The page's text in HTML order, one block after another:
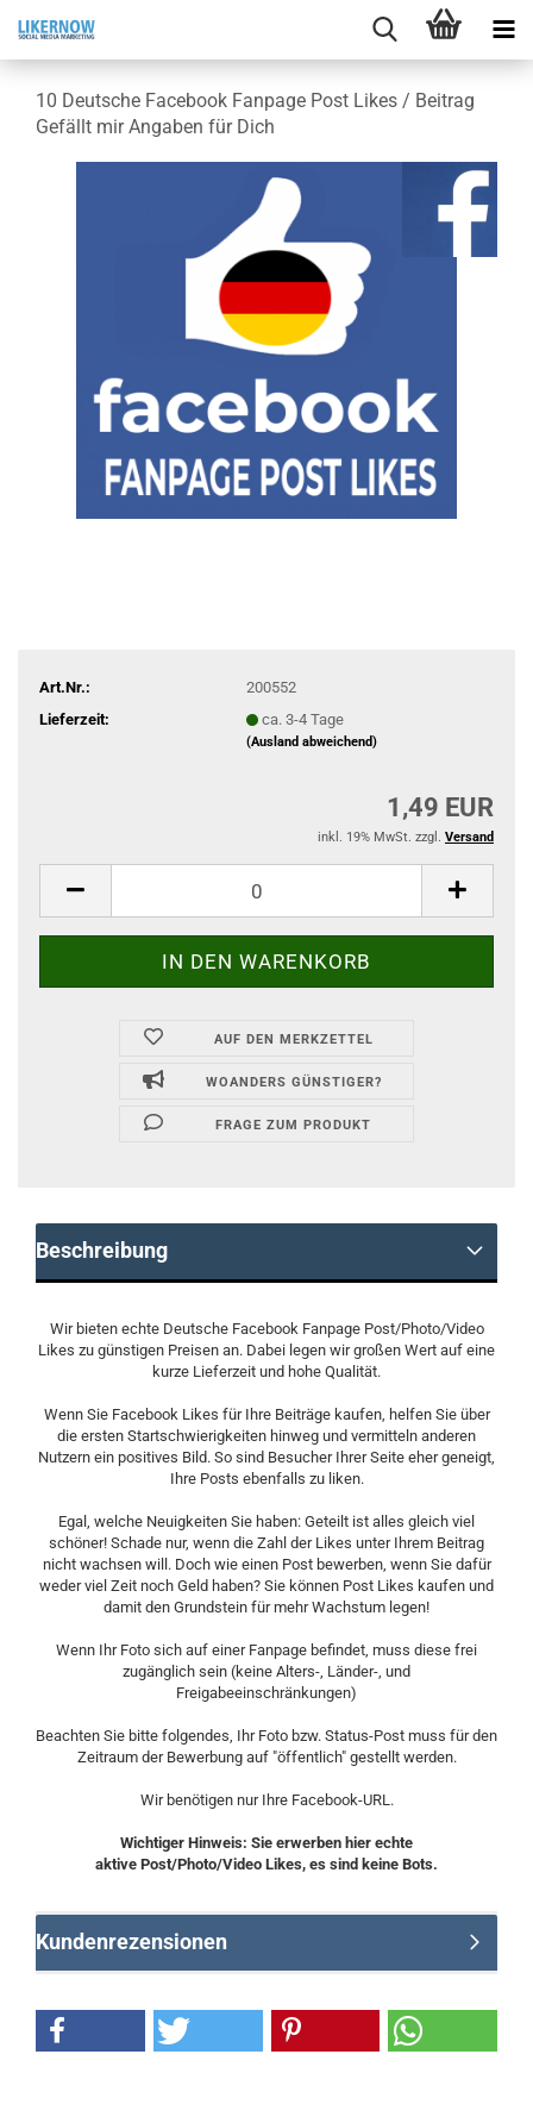
10 Deut­sche Face­book Fan­page Post Likes / Bei­trag
Ge­fällt mir An­ga­ben für Dich
Art.Nr.:
200552
Lieferzeit:
ca. 3-4 Tage
(Ausland abweichend)
1,49 EUR
inkl. 19% MwSt. zzgl. Versand
AUF DEN MERKZETTEL
WOANDERS GÜNSTIGER?
FRAGE ZUM PRODUKT
Beschreibung
Wir bieten echte Deutsche Facebook Fanpage Post/Photo/Video
Likes zu günstigen Preisen an. Dabei legen wir großen Wert auf eine
kurze Lieferzeit und hohe Qualität.
Wenn Sie Facebook Likes für Ihre Beiträge kaufen, helfen Sie über
die ersten Startschwierigkeiten hinweg und vermitteln anderen
Nutzern ein positives Bild. So sind Besucher Ihrer Seite eher geneigt,
Ihre Posts ebenfalls zu liken.
Egal, welche Neuigkeiten Sie haben: Geteilt ist alles gleich viel
schöner! Schade nur, wenn die Zahl der Likes unter Ihrem Beitrag
nicht wachsen will. Doch wie einen Post bewerben, wenn Sie dafür
weder viel Zeit noch Geld haben? Sie können Post Likes kaufen und
damit den Grundstein für mehr Wachstum legen!
Wenn Ihr Foto sich auf einer Fanpage befindet, muss diese frei
zugänglich sein (keine Alters-, Länder-, und
Freigabeeinschränkungen)
Beachten Sie bitte folgendes, Ihr Foto bzw. Status-Post muss für den
Zeitraum der Bewerbung auf "öffentlich" gestellt werden.
Wir benötigen nur Ihre Facebook-URL.
Wichtiger Hinweis: Sie erwerben hier echte
aktive Post/Photo/Video Likes, es sind keine Bots.
Kundenrezensionen